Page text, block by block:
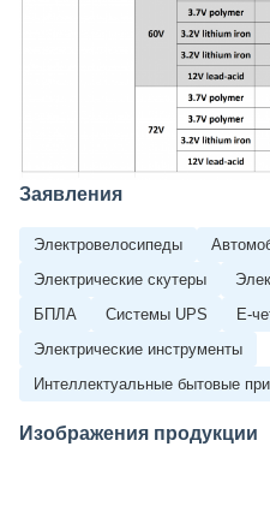
Заявления
Электровелосипеды
Электрические скутеры
БПЛА
Системы UPS
Е-
Электрические инструменты
Интеллектуальные бытовые
Изображения продукции